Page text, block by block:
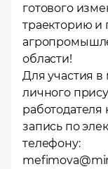
готового
траекторию и
области!
Для участия
личного
запись по
телефону: